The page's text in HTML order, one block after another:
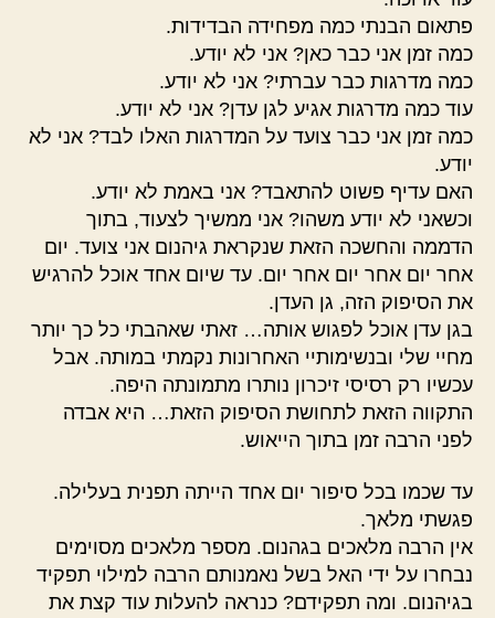
פתאום הבנתי כמה מפחידה הבדידות.
כמה זמן אני כבר כאן? אני לא יודע.
כמה מדרגות כבר עברתי? אני לא יודע.
עוד כמה מדרגות אגיע לגן עדן? אני לא יודע.
כמה זמן אני כבר צועד על המדרגות האלו לבד? אני לא
יודע.
האם עדיף פשוט להתאבד? אני באמת לא יודע.
וכשאני לא יודע משהו? אני ממשיך לצעוד, בתוך
הדממה והחשכה הזאת שנקראת גיהנום אני צועד. יום
אחר יום אחר יום אחר יום. עד שיום אחד אוכל להרגיש
את הסיפוק הזה, גן העדן.
בגן עדן אוכל לפגוש אותה… זאתי שאהבתי כל כך יותר
מחיי שלי ובנשימותיי האחרונות נקמתי במותה. אבל
עכשיו רק רסיסי זיכרון נותרו מתמונתה היפה.
התקווה הזאת לתחושת הסיפוק הזאת… היא אבדה
לפני הרבה זמן בתוך הייאוש.
עד שכמו בכל סיפור יום אחד הייתה תפנית בעלילה.
פגשתי מלאך.
אין הרבה מלאכים בגהנום. מספר מלאכים מסוימים
נבחרו על ידי האל בשל נאמנותם הרבה למילוי תפקיד
בגיהנום. ומה תפקידם? כנראה להעלות עוד קצת את